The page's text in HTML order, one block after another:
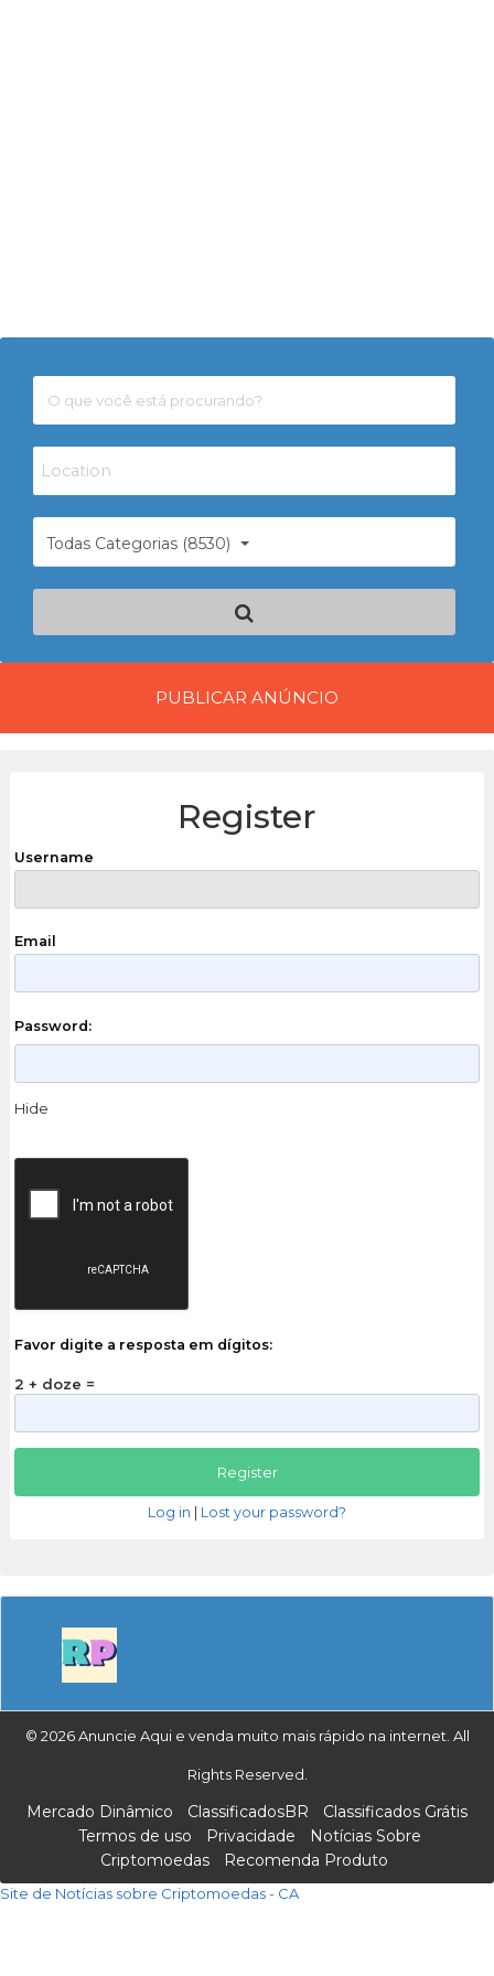
Todas Categorias (8530)
PUBLICAR ANÚNCIO
Register
Username
Email
Password:
Hide
Favor digite a resposta em dígitos:
2 + doze =
Log in Lost your password?
© 2026 Anuncie Aqui e venda muito mais rápido na internet. All
Rights Reserved.
Mercado Dinâmico ClassificadosBR
Classificados Grátis
Termos de uso
Privacidade
Notícias Sobre
Criptomoedas
Recomenda Produto
Site de Notícias sobre Criptomoedas - CA